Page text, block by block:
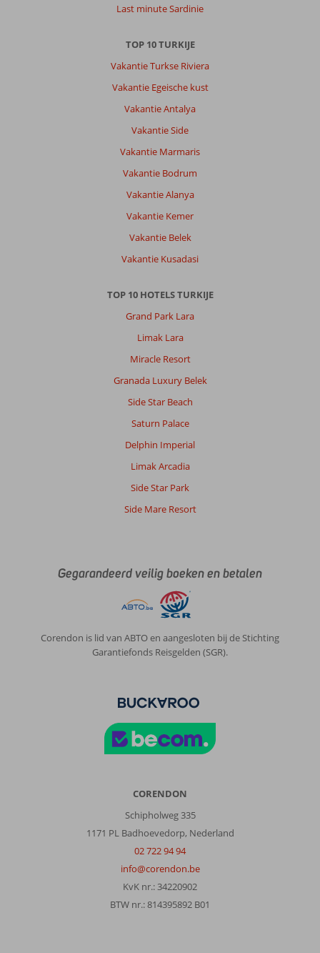
Last minute Sardinie
TOP 10 TURKIJE
Vakantie Turkse Riviera
Vakantie Egeische kust
Vakantie Antalya
Vakantie Side
Vakantie Marmaris
Vakantie Bodrum
Vakantie Alanya
Vakantie Kemer
Vakantie Belek
Vakantie Kusadasi
TOP 10 HOTELS TURKIJE
Grand Park Lara
Limak Lara
Miracle Resort
Granada Luxury Belek
Side Star Beach
Saturn Palace
Delphin Imperial
Limak Arcadia
Side Star Park
Side Mare Resort
Gegarandeerd veilig boeken en betalen
Corendon is lid van ABTO en aangesloten bij de Stichting
Garantiefonds Reisgelden (SGR).
CORENDON
Schipholweg 335
1171 PL Badhoevedorp, Nederland
02 722 94 94
info@corendon.be
KvK nr.: 34220902
BTW nr.: 814395892 B01